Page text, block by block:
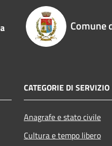
Comune
CATEGORIE DI SERVIZIO
Anagrafe e stato civile
Cultura e tempo libero